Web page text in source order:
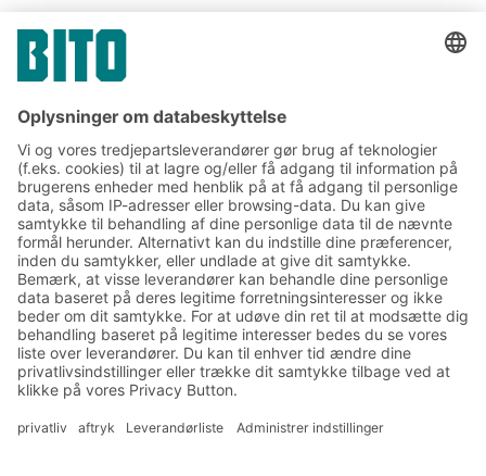
Tilmeld dig vores BITO
nyhedsbrev:
Nyheder og viden om lager
og logistik
Eksklusiv rabat
Produktnyheder
Tilmeld dig vores nyhedsbrev